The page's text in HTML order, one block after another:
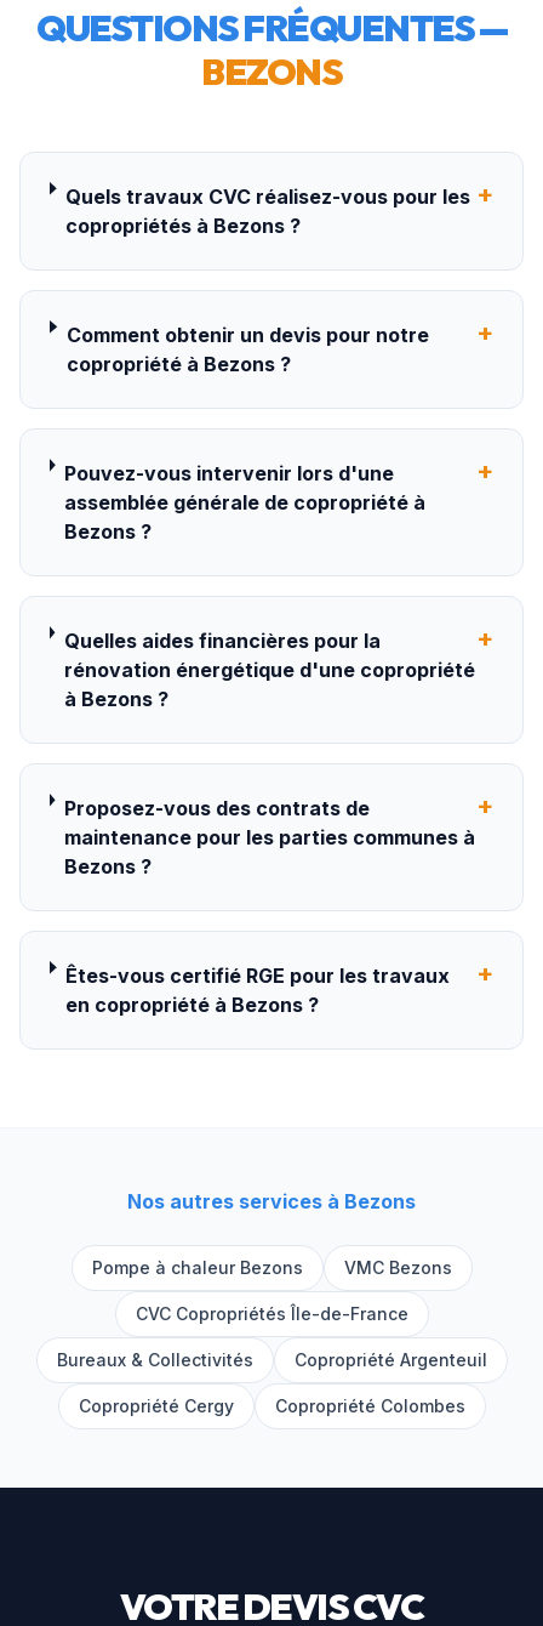
QUESTIONS FRÉQUENTES —
BEZONS
Quels travaux CVC réalisez-vous pour les
copropriétés à Bezons ?
+
Comment obtenir un devis pour notre
copropriété à Bezons ?
+
Pouvez-vous intervenir lors d'une
assemblée générale de copropriété à
Bezons ?
+
Quelles aides financières pour la
rénovation énergétique d'une copropriété
à Bezons ?
+
Proposez-vous des contrats de
maintenance pour les parties communes à
Bezons ?
+
Êtes-vous certifié RGE pour les travaux
en copropriété à Bezons ?
+
Nos autres services à Bezons
Pompe à chaleur Bezons VMC Bezons
CVC Copropriétés Île-de-France
Bureaux & Collectivités Copropriété Argenteuil
Copropriété Cergy Copropriété Colombes
VOTRE DEVIS CVC